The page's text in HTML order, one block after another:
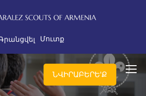
Մուտք
ՆՎԻՐԱԲԵՐԵ'Ք